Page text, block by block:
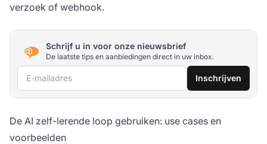
verzoek of webhook.
Schrijf u in voor onze nieuwsbrief
De laatste tips en aanbiedingen direct in uw inbox.
E-mailadres Inschrijven
De AI zelf-lerende loop gebruiken: use cases en
voorbeelden